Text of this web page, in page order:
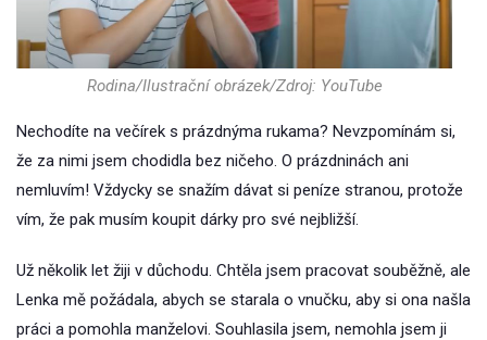
Rodina/Ilustrační obrázek/Zdroj: YouTube
Nechodíte na večírek s prázdnýma rukama? Nevzpomínám si,
že za nimi jsem chodidla bez ničeho. O prázdninách ani
nemluvím! Vždycky se snažím dávat si peníze stranou, protože
vím, že pak musím koupit dárky pro své nejbližší.
Už několik let žiji v důchodu. Chtěla jsem pracovat souběžně, ale
Lenka mě požádala, abych se starala o vnučku, aby si ona našla
práci a pomohla manželovi. Souhlasila jsem, nemohla jsem ji